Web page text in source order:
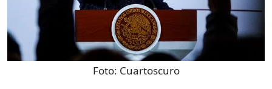
Foto: Cuartoscuro